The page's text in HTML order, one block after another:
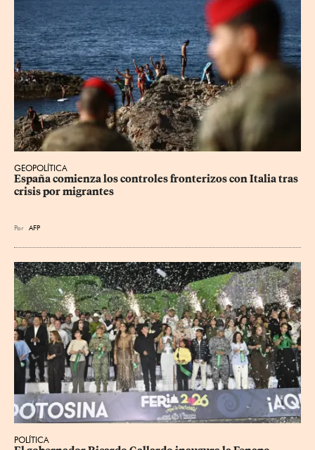
GEOPOLÍTICA
España comienza los controles fronterizos con Italia tras
crisis por migrantes
Por AFP
POLÍTICA